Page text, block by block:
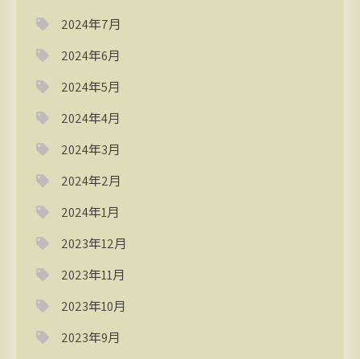
2024年7月
2024年6月
2024年5月
2024年4月
2024年3月
2024年2月
2024年1月
2023年12月
2023年11月
2023年10月
2023年9月